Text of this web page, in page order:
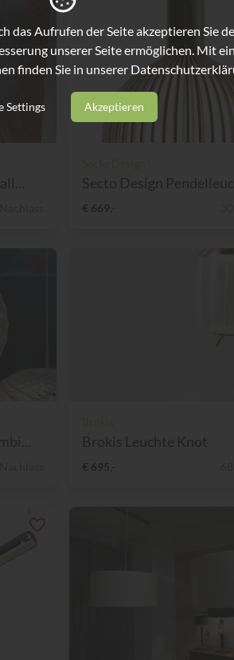
Aufrufen der Seite akzeptieren Sie
unserer Seite ermöglichen. Mit
finden Sie in unserer
Settings Akzeptieren